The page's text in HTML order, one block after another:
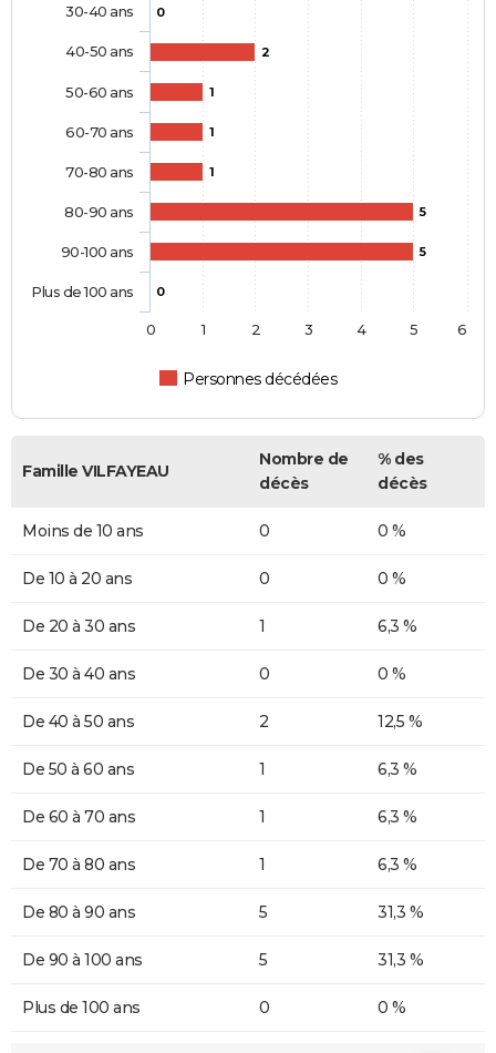
0
2
1
1
1
5
5
0
Personnes décédées
30-40 ans
40-50 ans
50-60 ans
60-70 ans
70-80 ans
80-90 ans
90-100 ans
Plus de 100 ans
0 1 2 3 4 5 6
Famille VILFAYEAU
Nombre de
décès
% des
décès
Moins de 10 ans 0 0 %
De 10 à 20 ans 0 0 %
De 20 à 30 ans 1 6,3 %
De 30 à 40 ans 0 0 %
De 40 à 50 ans 2 12,5 %
De 50 à 60 ans 1 6,3 %
De 60 à 70 ans 1 6,3 %
De 70 à 80 ans 1 6,3 %
De 80 à 90 ans 5 31,3 %
De 90 à 100 ans 5 31,3 %
Plus de 100 ans 0 0 %